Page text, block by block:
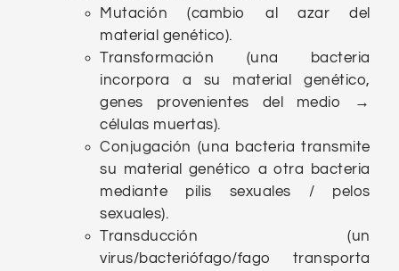
Mutación (cambio al azar del
material genético).
Transformación (una bacteria
incorpora a su material genético,
genes provenientes del medio →
células muertas).
Conjugación (una bacteria transmite
su material genético a otra bacteria
mediante pilis sexuales / pelos
sexuales).
Transducción (un
virus/bacteriófago/fago transporta